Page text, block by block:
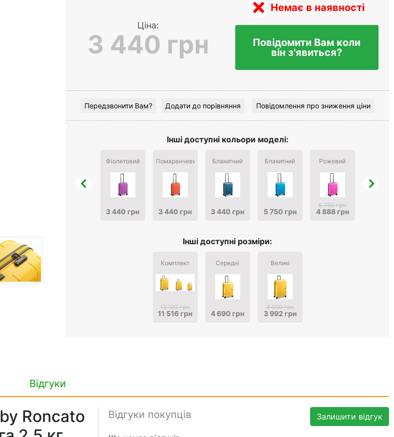
Ціна:
3 440 грн
Немає в наявності
Повідомити Вам коли
він з'явиться?
Передзвонити Вам? Додати до порівняння Повідомлення про зниження ціни
Інші доступні кольори моделі:
Фіолетовий
3 440 грн
Помаранчевий
3 440 грн
Блакитний
3 440 грн
Блакитний
5 750 грн
Рожевий
5 750 грн
4 888 грн
Інші доступні розміри:
Комплект
12 122 грн
11 516 грн
Середні
4 690 грн
Великі
4 990 грн
3 992 грн
Відгуки
Залишити відгук
Відгуки покупців
Roncato